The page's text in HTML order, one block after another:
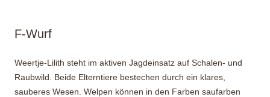
F-Wurf
Weertje-Lilith steht im aktiven Jagdeinsatz auf Schalen- und
Raubwild. Beide Elterntiere bestechen durch ein klares,
sauberes Wesen. Welpen können in den Farben saufarben